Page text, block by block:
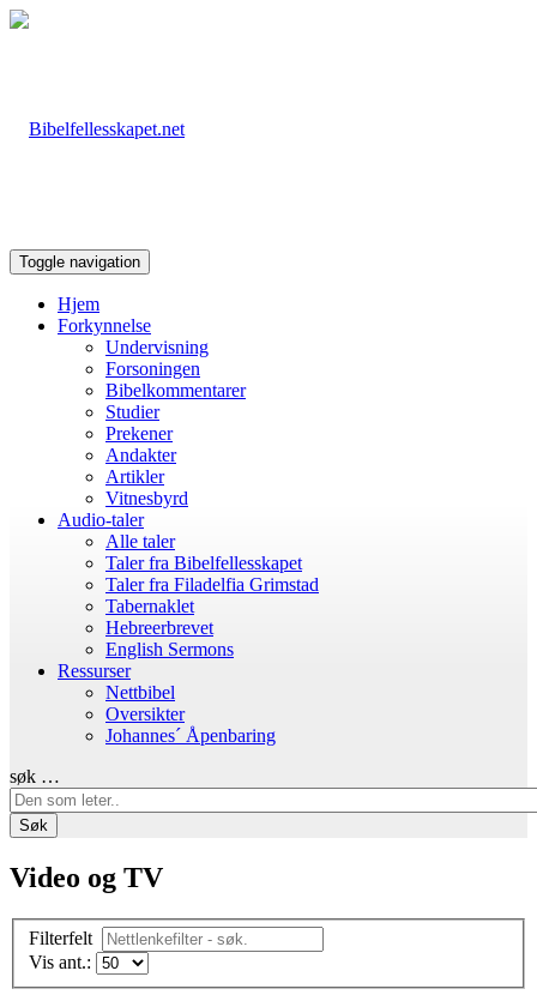
Toggle navigation
Hjem
Forkynnelse
Undervisning
Forsoningen
Bibelkommentarer
Studier
Prekener
Andakter
Artikler
Vitnesbyrd
Audio-taler
Alle taler
Taler fra Bibelfellesskapet
Taler fra Filadelfia Grimstad
Tabernaklet
Hebreerbrevet
English Sermons
Ressurser
Nettbibel
Oversikter
Johannes´ Åpenbaring
søk …
Søk
Video og TV
Filterfelt
Vis ant.: